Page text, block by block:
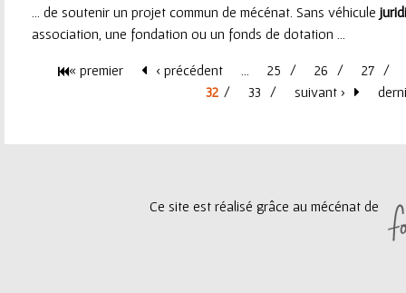
... de soutenir un projet commun de mécénat. Sans véhicule
association, une fondation ou un fonds de dotation ...
« premier ‹ précédent 25 26
27
32
33 suivant ›
Ce site est réalisé grâce au mécénat de